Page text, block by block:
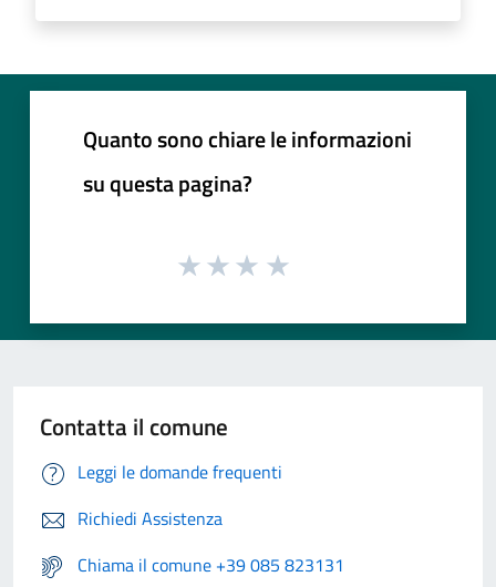
Quanto sono chiare le informazioni
su questa pagina?
Contatta il comune
Leggi le domande frequenti
Richiedi Assistenza
Chiama il comune +39 085 823131